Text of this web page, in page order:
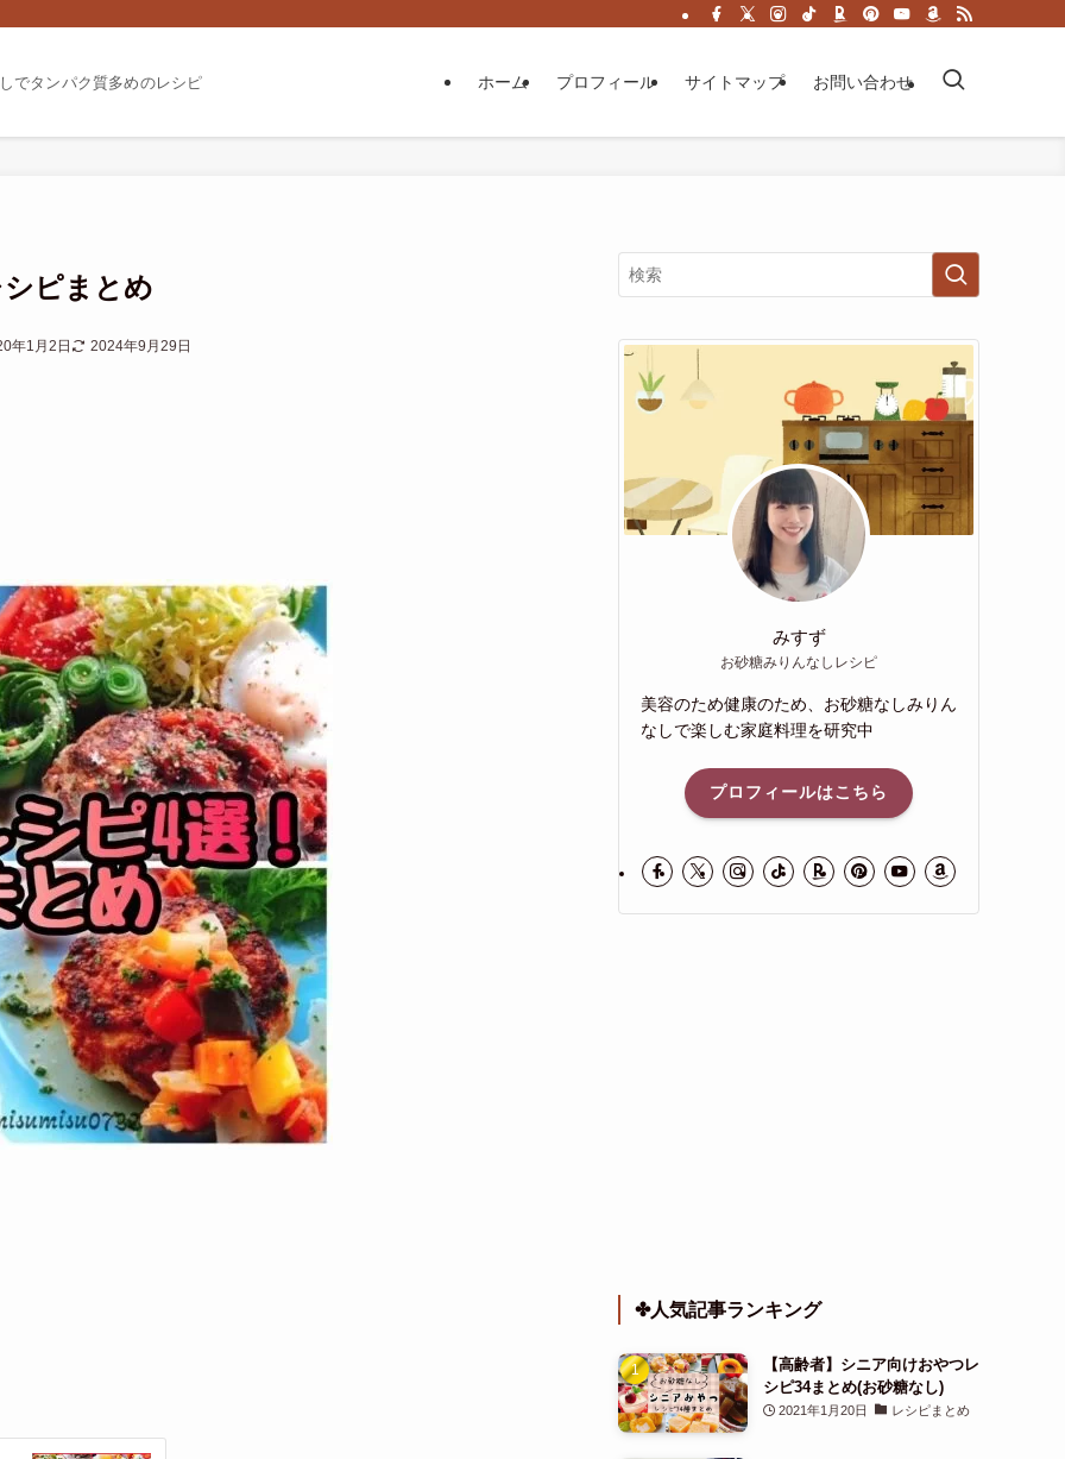
でタンパク質多めのレシピ ホーム プロフィール サイトマップ お問い合わせ
シピまとめ
年1月2日 2024年9月29日
みすず
お砂糖みりんなしレシピ
美容のため健康のため、お砂糖なしみりん
なしで楽しむ家庭料理を研究中
プロフィールはこちら
✤人気記事ランキング
【高齢者】シニア向けおやつレ
シピ34まとめ(お砂糖なし)
2021年1月20日 レシピまとめ